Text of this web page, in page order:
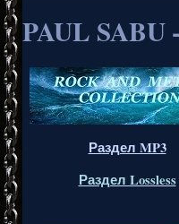
PAUL SABU
Раздел MP3
Раздел Lossless